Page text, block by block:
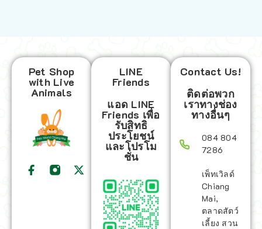
Pet Shop
with Live
Animals
LINE
Friends
แอด LINE
Friends เพื่อ
รับสิทธิ
ประโยชน์
และโปรโม
ชั่น
Contact Us!
ติดต่อพวก
เราทางช่อง
ทางอื่นๆ
084 804
7286
เพ็ทเวิลด์
Chiang
Mai,
ตลาดสัตว์
เลี้ยง สวน